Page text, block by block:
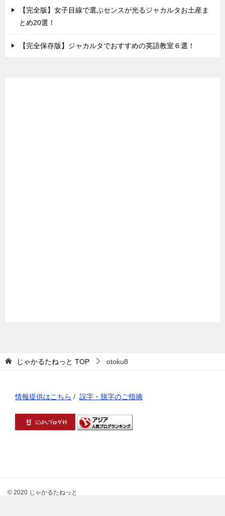
【完全版】女子目線で選ぶセンスが光るジャカルタお土産ま
とめ20選！
【完全保存版】ジャカルタでおすすめの英語教室６選！
じゃかるたねっと TOP otoku8
情報提供はこちら / 誤字・脱字のご指摘
© 2020 じゃかるたねっと